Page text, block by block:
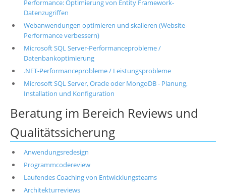
Performance: Optimierung von Entity Framework-
Datenzugriffen
Webanwendungen optimieren und skalieren (Website-
Performance verbessern)
Microsoft SQL Server-Performanceprobleme /
Datenbankoptimierung
.NET-Performanceprobleme / Leistungsprobleme
Microsoft SQL Server, Oracle oder MongoDB - Planung,
Installation und Konfiguration
Beratung im Bereich Reviews und
Qualitätssicherung
Anwendungsredesign
Programmcodereview
Laufendes Coaching von Entwicklungsteams
Architekturreviews